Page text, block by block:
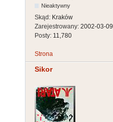
Nieaktywny
Skąd: Kraków
Zarejestrowany: 2002-03-09
Posty: 11,780
Strona
Sikor